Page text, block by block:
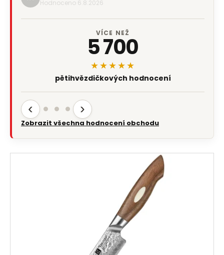
VÍCE NEŽ
5 700
★★★★★
pětihvězdičkových hodnocení
‹ ›
Zobrazit všechna hodnocení obchodu